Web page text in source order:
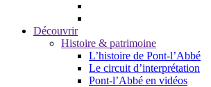
Découvrir
Histoire & patrimoine
L’histoire de Pont-l’Abbé
Le circuit d’interprétation
Pont-l’Abbé en vidéos